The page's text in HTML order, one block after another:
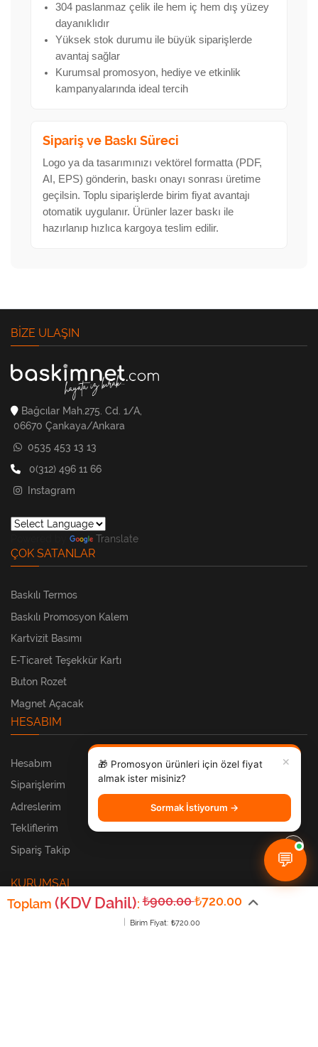
Toplam (KDV Dahil): ₺900.00₺720.00
Birim Fiyat: ₺720.00
304 paslanmaz çelik ile hem iç hem dış yüzey
dayanıklıdır
Yüksek stok durumu ile büyük siparişlerde
avantaj sağlar
Kurumsal promosyon, hediye ve etkinlik
kampanyalarında ideal tercih
Sipariş ve Baskı Süreci
Logo ya da tasarımınızı vektörel formatta (PDF,
AI, EPS) gönderin, baskı onayı sonrası üretime
geçilsin. Toplu siparişlerde birim fiyat avantajı
otomatik uygulanır. Ürünler lazer baskı ile
hazırlanıp hızlıca kargoya teslim edilir.
BIZE ULAŞIN
Bağcılar Mah.275. Cd. 1/A,
06670 Çankaya/Ankara
0535 453 13 13
0(312) 496 11 66
Instagram
Translate
ÇOK SATANLAR
Baskılı Termos
Baskılı Promosyon Kalem
Kartvizit Basımı
E-Ticaret Teşekkür Kartı
Buton Rozet
Magnet Açacak
HESABIM
Hesabım
Siparişlerim
Adreslerim
Tekliflerim
Sipariş Takip
KURUMSAL
💬
✕
🎁 Promosyon ürünleri için özel fiyat
almak ister misiniz?
Sormak İstiyorum →